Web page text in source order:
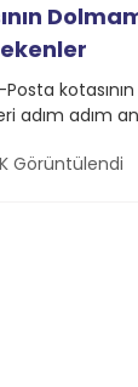
adım adım
Görüntülendi